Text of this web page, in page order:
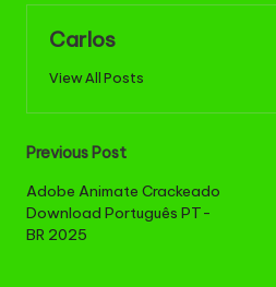
Carlos
View All Posts
Post
navigation
Previous Post
Adobe Animate Crackeado
Download Português PT-
BR 2025